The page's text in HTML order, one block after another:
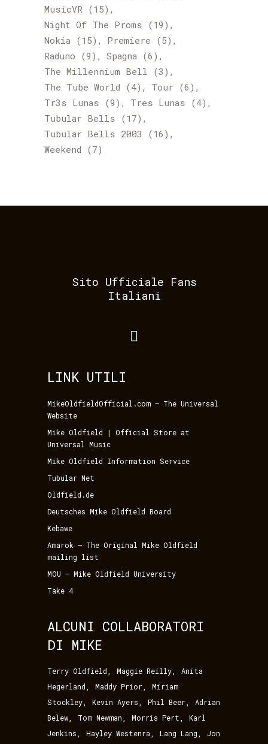
MusicVR (15)
Night Of The Proms (19)
Nokia (15) Premiere (5)
Raduno (9) Spagna (6)
The Millennium Bell
(3)
The Tube World (4) Tour (6)
Tr3s Lunas (9) Tres Lunas (4)
Tubular Bells (17)
Tubular Bells 2003 (16)
Weekend (7)
Sito Ufficiale Fans
Italiani
LINK UTILI
MikeOldfieldOfficial.com – The Universal
Website
Mike Oldfield | Official Store at
Universal Music
Mike Oldfield Information Service
Tubular Net
Oldfield.de
Deutsches Mike Oldfield Board
Kebawe
Amarok – The Original Mike Oldfield
mailing list
MOU – Mike Oldfield University
Take 4
ALCUNI COLLABORATORI
DI MIKE
Terry Oldfield, Maggie Reilly, Anita
Hegerland, Maddy Prior, Miriam
Stockley, Kevin Ayers, Phil Beer, Adrian
Belew, Tom Newman, Morris Pert, Karl
Jenkins, Hayley Westenra, Lang Lang, Jon